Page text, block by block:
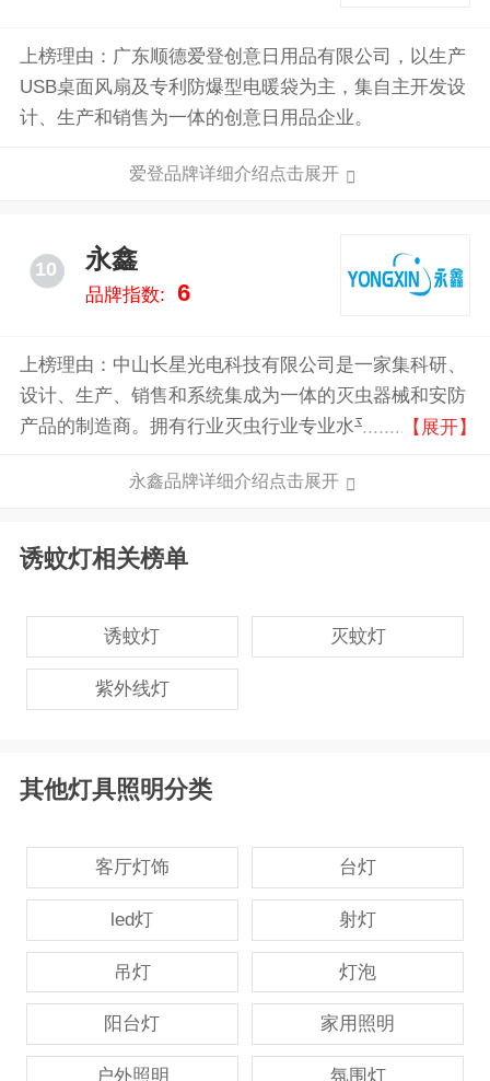
上榜理由：广东顺德爱登创意日用品有限公司，以生产
USB桌面风扇及专利防爆型电暖袋为主，集自主开发设
计、生产和销售为一体的创意日用品企业。
爱登品牌详细介绍点击展开
10 永鑫
品牌指数: 6
上榜理由：中山长星光电科技有限公司是一家集科研、
设计、生产、销售和系统集成为一体的灭虫器械和安防
产品的制造商。拥有行业灭虫行业专业水平和成熟的技
更健康的无缝隙的虫害控制和安全管理”的理念，以技
各类灭虫灭菌产品、食品安全控制产品、消防与安防物
【展开】
永鑫品牌详细介绍点击展开
诱蚊灯相关榜单
诱蚊灯 灭蚊灯
紫外线灯
其他灯具照明分类
客厅灯饰 台灯
led灯 射灯
吊灯 灯泡
阳台灯 家用照明
户外照明 氛围灯